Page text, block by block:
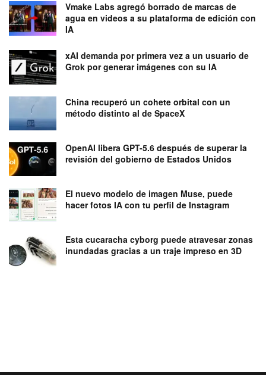
Vmake Labs agregó borrado de marcas de
agua en videos a su plataforma de edición con
IA
xAI demanda por primera vez a un usuario de
Grok por generar imágenes con su IA
China recuperó un cohete orbital con un
método distinto al de SpaceX
OpenAI libera GPT-5.6 después de superar la
revisión del gobierno de Estados Unidos
El nuevo modelo de imagen Muse, puede
hacer fotos IA con tu perfil de Instagram
Esta cucaracha cyborg puede atravesar zonas
inundadas gracias a un traje impreso en 3D